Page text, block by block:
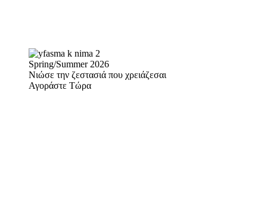
Spring/Summer 2026
Νιώσε την ζεστασιά που χρειάζεσαι
Αγοράστε Τώρα